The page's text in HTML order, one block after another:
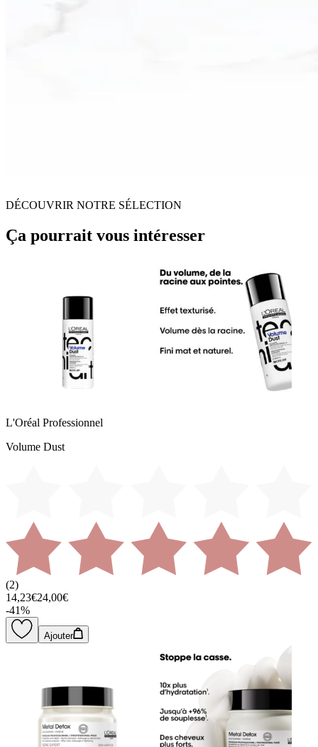
DÉCOUVRIR NOTRE SÉLECTION
Ça pourrait vous intéresser
L'Oréal Professionnel
Volume Dust
(2)
14,23€24,00€
-41%
Ajouter